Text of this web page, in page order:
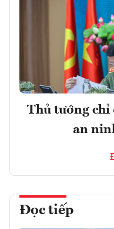
Thủ tướng chỉ
an
Đọc tiếp